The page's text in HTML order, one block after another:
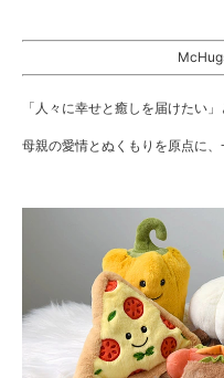
「人々に幸せと癒しを届けたい
母親の愛情とぬくもりを原点に